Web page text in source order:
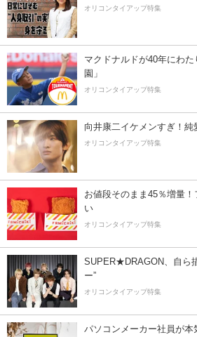
オリコンタイアップ特集
マクドナルドが40年にわ
園」
オリコンタイアップ特集
向井康二イケメンすぎ！純
オリコンタイアップ特集
お値段そのまま45％増量
い
オリコンタイアップ特集
SUPER★DRAGON、自ら
ー”
オリコンタイアップ特集
パソコンメーカー社員が